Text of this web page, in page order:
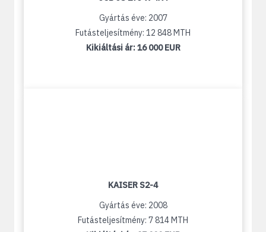
Gyártás éve: 2007
Futásteljesítmény: 12 848 MTH
Kikiáltási ár:16 000 EUR
KAISER S2-4
Gyártás éve: 2008
Futásteljesítmény: 7 814 MTH